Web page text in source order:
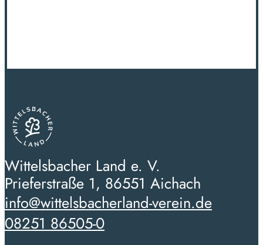
Wittelsbacher Land e. V.
Prieferstraße 1, 86551 Aichach
info@wittelsbacherland-verein.de
08251 86505-0